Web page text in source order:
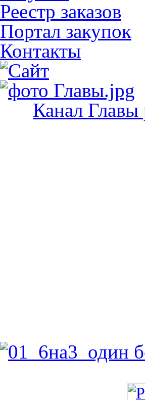
Реестр заказов
Портал закупок
Контакты
Канал Главы